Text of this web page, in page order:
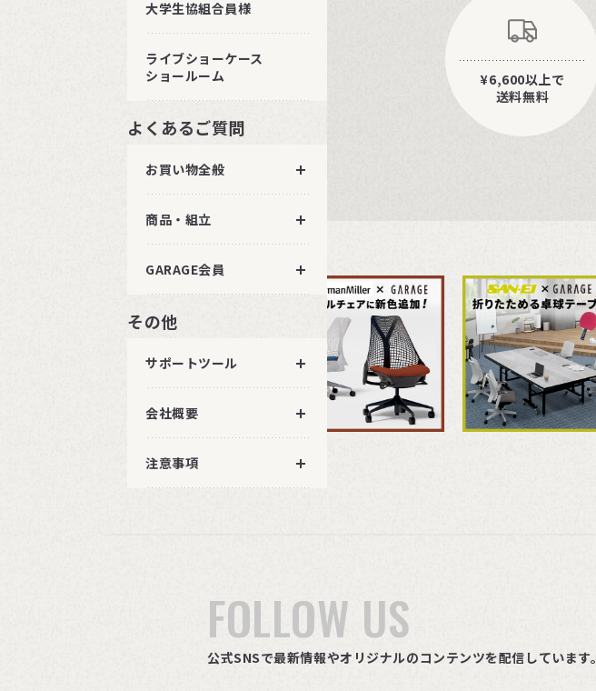
大学生協組合員様
ライブショーケース
ショールーム
よくあるご質問
お買い物全般
商品・組立
GARAGE会員
その他
サポートツール
会社概要
注意事項
¥6,600以上で
送料無料
FOLLOW US
公式SNSで最新情報やオリジナルのコンテンツを配信しています。